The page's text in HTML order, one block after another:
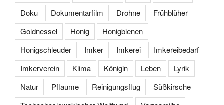
Doku
Dokumentarfilm Drohne
Frühblüher
Goldnessel
Honig
Honigbienen
Honigschleuder
Imker Imkerei
Imkereibedarf
Imkerverein
Klima Königin Leben
Lyrik
Natur
Pflaume Reinigungsflug
Süßkirsche